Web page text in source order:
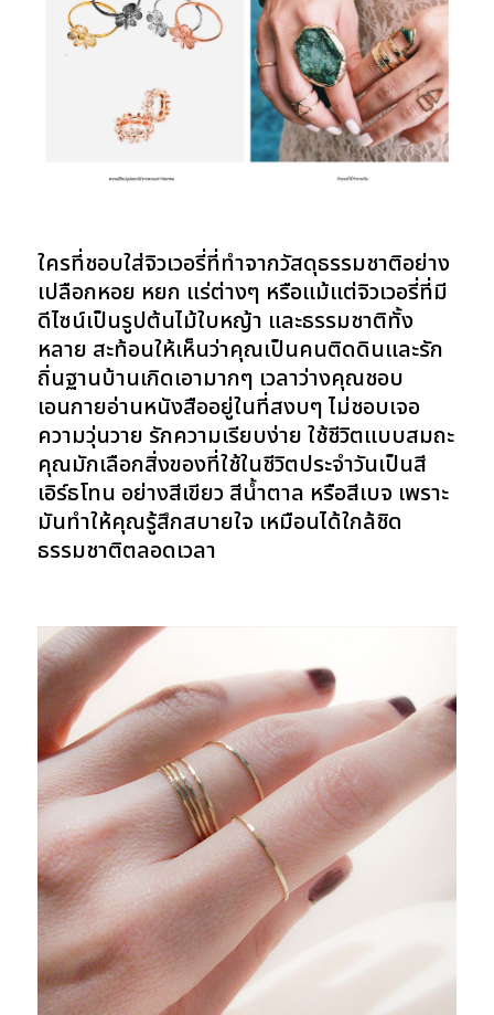
ใครที่ชอบใส่จิวเวอรี่ที่ทำจากวัสดุธรรมชาติอย่าง
เปลือกหอย หยก แร่ต่างๆ หรือแม้แต่จิวเวอรี่ที่มี
ดีไซน์เป็นรูปต้นไม้ใบหญ้า และธรรมชาติทั้ง
หลาย สะท้อนให้เห็นว่าคุณเป็นคนติดดินและรัก
ถิ่นฐานบ้านเกิดเอามากๆ เวลาว่างคุณชอบ
เอนกายอ่านหนังสืออยู่ในที่สงบๆ ไม่ชอบเจอ
ความวุ่นวาย รักความเรียบง่าย ใช้ชีวิตแบบสมถะ
คุณมักเลือกสิ่งของที่ใช้ในชีวิตประจำวันเป็นสี
เอิร์ธโทน อย่างสีเขียว สีน้ำตาล หรือสีเบจ เพราะ
มันทำให้คุณรู้สึกสบายใจ เหมือนได้ใกล้ชิด
ธรรมชาติตลอดเวลา